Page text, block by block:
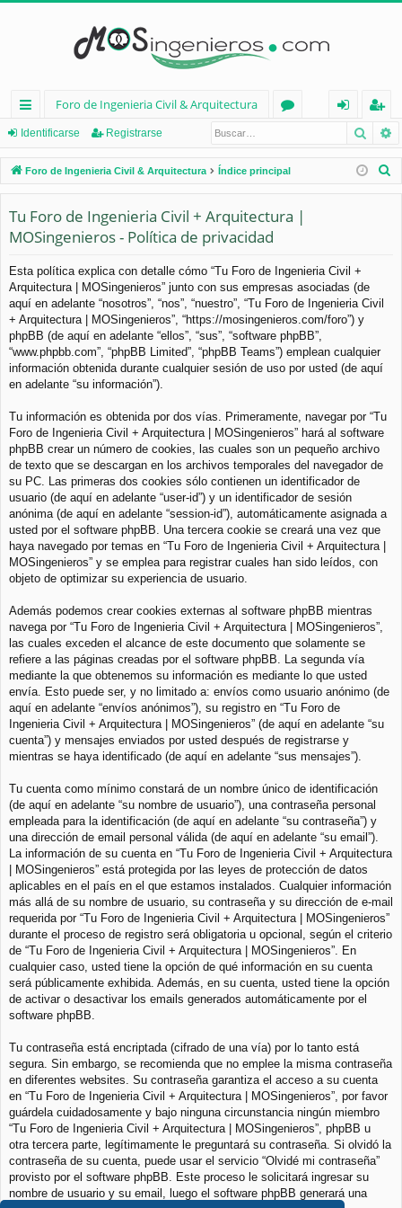
nl
ac
es
rá
pi
d
os
Foro de Ingenieria Civil & Arquitectura
os
nt
ifi
e
eg
ist
ra
Identificarse Registrarse
Foro de Ingenieria Civil & Arquitectura Índice principal
Tu Foro de Ingenieria Civil + Arquitectura |
MOSingenieros - Política de privacidad
Esta política explica con detalle cómo “Tu Foro de Ingenieria Civil +
Arquitectura | MOSingenieros” junto con sus empresas asociadas (de
aquí en adelante “nosotros”, “nos”, “nuestro”, “Tu Foro de Ingenieria Civil
+ Arquitectura | MOSingenieros”, “https://mosingenieros.com/foro”) y
phpBB (de aquí en adelante “ellos”, “sus”, “software phpBB”,
“www.phpbb.com”, “phpBB Limited”, “phpBB Teams”) emplean cualquier
información obtenida durante cualquier sesión de uso por usted (de aquí
en adelante “su información”).
Tu información es obtenida por dos vías. Primeramente, navegar por “Tu
Foro de Ingenieria Civil + Arquitectura | MOSingenieros” hará al software
phpBB crear un número de cookies, las cuales son un pequeño archivo
de texto que se descargan en los archivos temporales del navegador de
su PC. Las primeras dos cookies sólo contienen un identificador de
usuario (de aquí en adelante “user-id”) y un identificador de sesión
anónima (de aquí en adelante “session-id”), automáticamente asignada a
usted por el software phpBB. Una tercera cookie se creará una vez que
haya navegado por temas en “Tu Foro de Ingenieria Civil + Arquitectura |
MOSingenieros” y se emplea para registrar cuales han sido leídos, con
objeto de optimizar su experiencia de usuario.
Además podemos crear cookies externas al software phpBB mientras
navega por “Tu Foro de Ingenieria Civil + Arquitectura | MOSingenieros”,
las cuales exceden el alcance de este documento que solamente se
refiere a las páginas creadas por el software phpBB. La segunda vía
mediante la que obtenemos su información es mediante lo que usted
envía. Esto puede ser, y no limitado a: envíos como usuario anónimo (de
aquí en adelante “envíos anónimos”), su registro en “Tu Foro de
Ingenieria Civil + Arquitectura | MOSingenieros” (de aquí en adelante “su
cuenta”) y mensajes enviados por usted después de registrarse y
mientras se haya identificado (de aquí en adelante “sus mensajes”).
Tu cuenta como mínimo constará de un nombre único de identificación
(de aquí en adelante “su nombre de usuario”), una contraseña personal
empleada para la identificación (de aquí en adelante “su contraseña”) y
una dirección de email personal válida (de aquí en adelante “su email”).
La información de su cuenta en “Tu Foro de Ingenieria Civil + Arquitectura
| MOSingenieros” está protegida por las leyes de protección de datos
aplicables en el país en el que estamos instalados. Cualquier información
más allá de su nombre de usuario, su contraseña y su dirección de e-mail
requerida por “Tu Foro de Ingenieria Civil + Arquitectura | MOSingenieros”
durante el proceso de registro será obligatoria u opcional, según el criterio
de “Tu Foro de Ingenieria Civil + Arquitectura | MOSingenieros”. En
cualquier caso, usted tiene la opción de qué información en su cuenta
será públicamente exhibida. Además, en su cuenta, usted tiene la opción
de activar o desactivar los emails generados automáticamente por el
software phpBB.
Tu contraseña está encriptada (cifrado de una vía) por lo tanto está
segura. Sin embargo, se recomienda que no emplee la misma contraseña
en diferentes websites. Su contraseña garantiza el acceso a su cuenta
en “Tu Foro de Ingenieria Civil + Arquitectura | MOSingenieros”, por favor
guárdela cuidadosamente y bajo ninguna circunstancia ningún miembro
“Tu Foro de Ingenieria Civil + Arquitectura | MOSingenieros”, phpBB u
otra tercera parte, legítimamente le preguntará su contraseña. Si olvidó la
contraseña de su cuenta, puede usar el servicio “Olvidé mi contraseña”
provisto por el software phpBB. Este proceso le solicitará ingresar su
nombre de usuario y su email, luego el software phpBB generará una